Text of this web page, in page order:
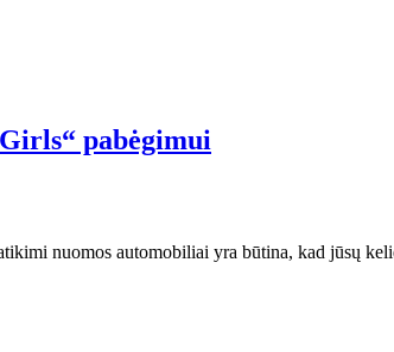
pabėgimui
nuomos automobiliai yra būtina, kad jūsų